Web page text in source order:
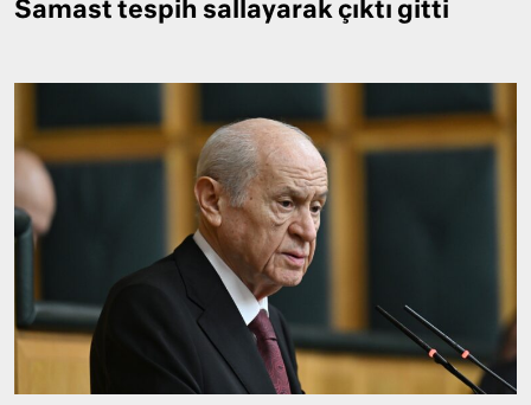
Samast tespih sallayarak çıktı gitti